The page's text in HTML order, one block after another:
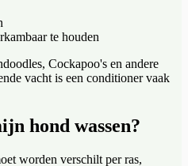
te houden
Cockapoo's en andere
vacht is een conditioner vaak
hond wassen?
worden verschilt per ras,